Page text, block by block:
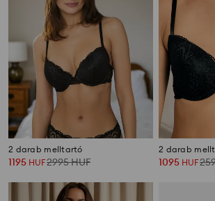
2 darab melltartó
1195 HUF2995HUF
2 darab
1095 HUF